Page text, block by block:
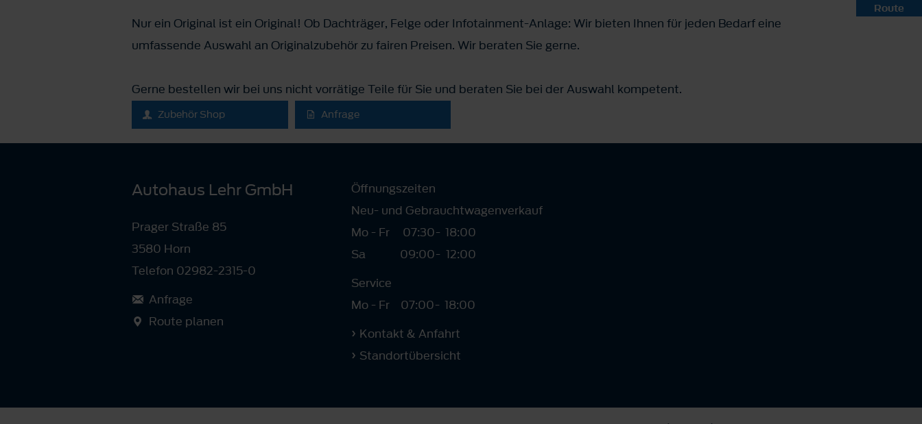
Nur ein Original ist ein Original! Ob Dachträger, Felge oder Infotainment-Anlage: Wir bieten Ihnen für jeden Bedarf eine
umfassende Auswahl an Originalzubehör zu fairen Preisen. Wir beraten Sie gerne.
Gerne bestellen wir bei uns nicht vorrätige Teile für Sie und beraten Sie bei der Auswahl kompetent.
Zubehör Shop Anfrage
Route
Autohaus Lehr GmbH
Prager Straße 85
3580 Horn
Telefon 02982-2315-0
Anfrage
Route planen
Öffnungszeiten
Neu- und Gebrauchtwagenverkauf
Mo - Fr
07:30- 18:00
Sa
09:00- 12:00
Service
Mo - Fr
07:00- 18:00
Kontakt & Anfahrt
Standortübersicht